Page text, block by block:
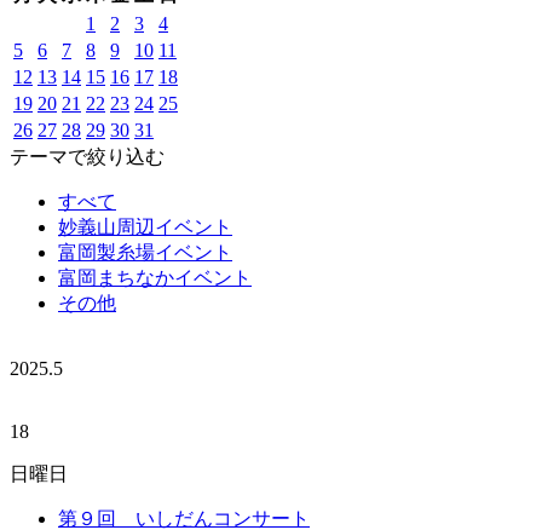
1
2 3
4
5
6 7 8 9 10 11
12 13 14 15 16 17 18
19 20 21 22 23 24 25
26 27 28 29 30 31
テーマで絞り込む
すべて
妙義山周辺イベント
富岡製糸場イベント
富岡まちなかイベント
その他
2025.5
18
日曜日
第９回 いしだんコンサート